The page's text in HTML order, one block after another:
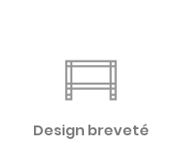
Design breveté